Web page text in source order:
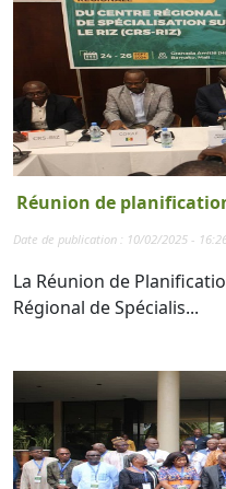
Réunion de
Date de publication : 10/02/2025 -
La Réunion de
Régional de Spécialis...